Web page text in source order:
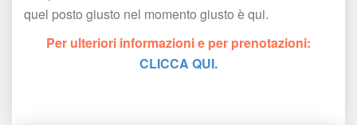
quel posto giusto nel momento giusto è qui.
Per ulteriori informazioni e per prenotazioni:
CLICCA QUI.